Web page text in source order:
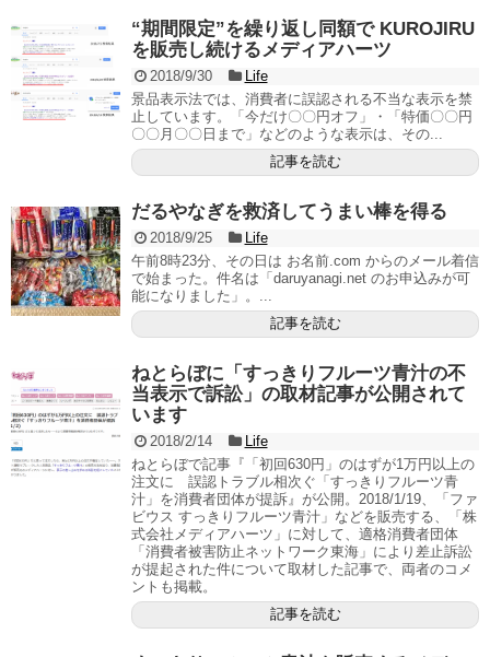
“期間限定”を繰り返し同額で KUROJIRU
を販売し続けるメディアハーツ
2018/9/30
Life
景品表示法では、消費者に誤認される不当な表示を禁
止しています。「今だけ〇〇円オフ」・「特価〇〇円
〇〇月〇〇日まで」などのような表示は、その...
記事を読む
だるやなぎを救済してうまい棒を得る
2018/9/25
Life
午前8時23分、その日は お名前.com からのメール着信
で始まった。件名は「daruyanagi.net のお申込みが可
能になりました」。...
記事を読む
ねとらぼに「すっきりフルーツ青汁の不
当表示で訴訟」の取材記事が公開されて
います
2018/2/14
Life
ねとらぼで記事『「初回630円」のはずが1万円以上の
注文に 誤認トラブル相次ぐ「すっきりフルーツ青
汁」を消費者団体が提訴』が公開。2018/1/19、「ファ
ビウス すっきりフルーツ青汁」などを販売する、「株
式会社メディアハーツ」に対して、適格消費者団体
「消費者被害防止ネットワーク東海」により差止訴訟
が提起された件について取材した記事で、両者のコメ
ントも掲載。
記事を読む